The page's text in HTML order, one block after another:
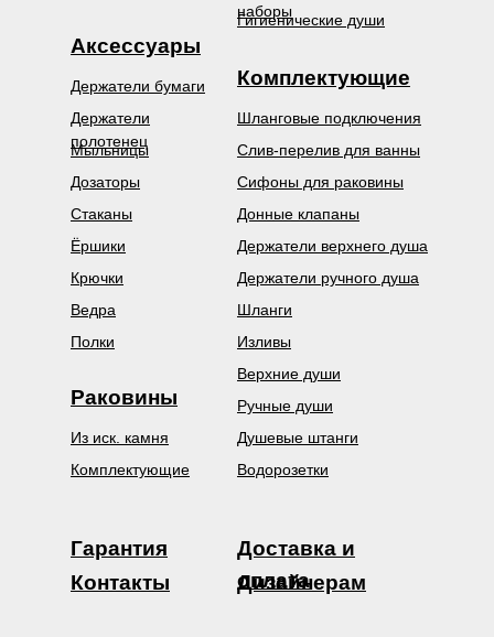
Гигиенические души
Аксессуары
Держатели бумаги
Держатели
полотенец
Мыльницы
Раковины
Из иск. камня
Комплектующие
Комплектующие
Шланговые подключения
Слив-перелив для ванны
Сифоны для раковины
Донные клапаны
Дизайнерам
Доставка и
оплата
Гарантия
Контакты
наборы
Дозаторы
Держатели верхнего душа
Стаканы
Ёршики
Крючки
Ведра
Полки
Держатели ручного душа
Шланги
Изливы
Верхние души
Ручные души
Душевые штанги
Водорозетки